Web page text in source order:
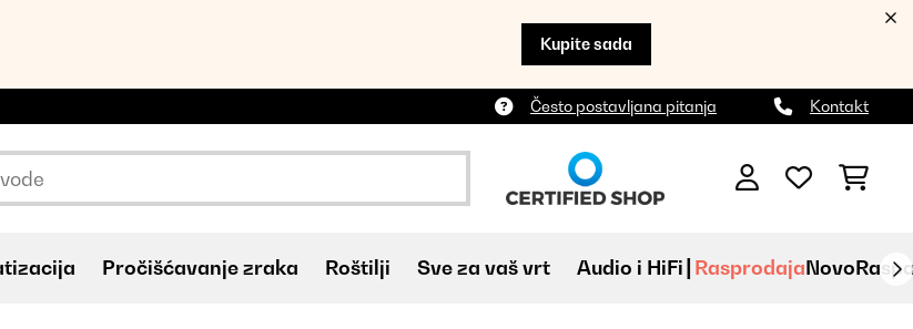
Kupite sada
Često postavljana pitanja Kontakt
Pročišćavanje zraka Roštilji Sve za vaš vrt Audio i HiFi RasprodajaNovo